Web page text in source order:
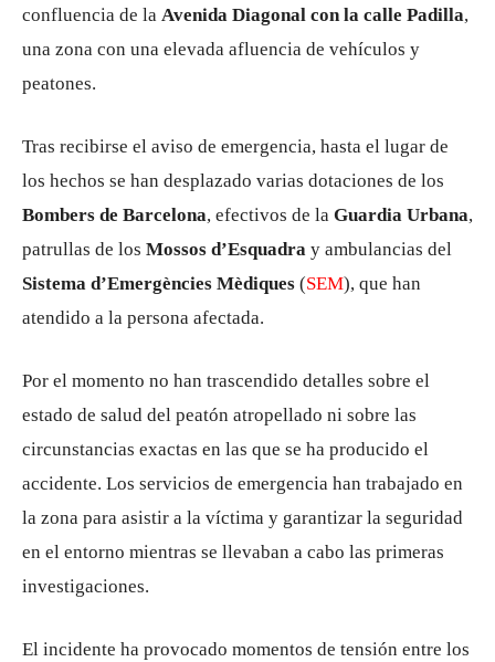
confluencia de la Avenida Diagonal con la calle Padilla,
una zona con una elevada afluencia de vehículos y
peatones.
Tras recibirse el aviso de emergencia, hasta el lugar de
los hechos se han desplazado varias dotaciones de los
Bombers de Barcelona, efectivos de la Guardia Urbana,
patrullas de los Mossos d’Esquadra y ambulancias del
Sistema d’Emergències Mèdiques (SEM), que han
atendido a la persona afectada.
Por el momento no han trascendido detalles sobre el
estado de salud del peatón atropellado ni sobre las
circunstancias exactas en las que se ha producido el
accidente. Los servicios de emergencia han trabajado en
la zona para asistir a la víctima y garantizar la seguridad
en el entorno mientras se llevaban a cabo las primeras
investigaciones.
El incidente ha provocado momentos de tensión entre los